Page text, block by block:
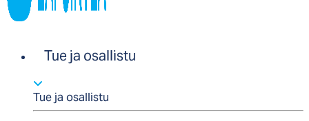
Tue ja osallistu
Tue ja osallistu